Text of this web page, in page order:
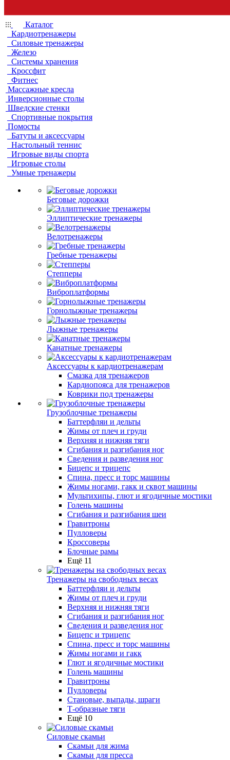
Каталог
Кардиотренажеры
Силовые тренажеры
Железо
Системы хранения
Кроссфит
Фитнес
Массажные кресла
Инверсионные столы
Шведские стенки
Спортивные покрытия
Помосты
Батуты и аксессуары
Настольный теннис
Игровые виды спорта
Игровые столы
Умные тренажеры
Беговые дорожки
Эллиптические тренажеры
Велотренажеры
Гребные тренажеры
Степперы
Виброплатформы
Горнолыжные тренажеры
Лыжные тренажеры
Канатные тренажеры
Аксессуары к кардиотренажерам
Смазка для тренажеров
Кардиопояса для тренажеров
Коврики под тренажеры
Грузоблочные тренажеры
Баттерфляи и дельты
Жимы от плеч и груди
Верхняя и нижняя тяги
Сгибания и разгибания ног
Сведения и разведения ног
Бицепс и трицепс
Спина, пресс и торс машины
Жимы ногами, гакк и сквот машины
Мультихипы, глют и ягодичные мостики
Голень машины
Сгибания и разгибания шеи
Гравитроны
Пулловеры
Кроссоверы
Блочные рамы
Ещё 11
Тренажеры на свободных весах
Баттерфляи и дельты
Жимы от плеч и груди
Верхняя и нижняя тяги
Сгибания и разгибания ног
Сведения и разведения ног
Бицепс и трицепс
Спина, пресс и торс машины
Жимы ногами и гакк
Глют и ягодичные мостики
Голень машины
Гравитроны
Пулловеры
Становые, выпады, шраги
Т-образные тяги
Ещё 10
Силовые скамьи
Скамьи для жима
Скамьи для пресса